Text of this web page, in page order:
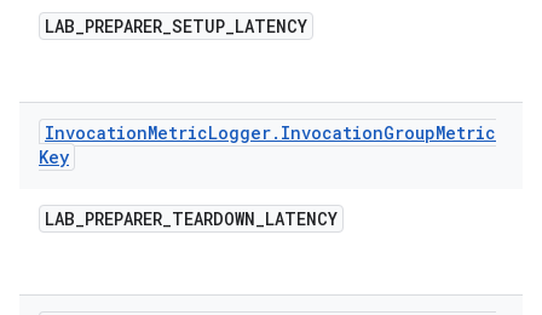
LAB_PREPARER_SETUP_LATENCY
InvocationMetricLogger. InvocationGroupMetric
Key
LAB_PREPARER_TEARDOWN_LATENCY